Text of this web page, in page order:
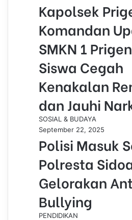
Kapolsek
Komandan
SMKN 1
Siswa Cegah
Kenakalan
dan Jauhi
SOSIAL & BUDAYA
September 22, 2025
Polisi Masuk
Polresta
Gelorakan
Bullying
PENDIDIKAN